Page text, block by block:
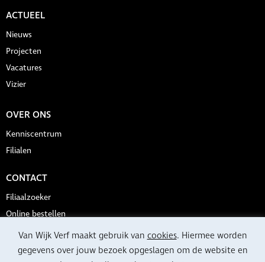
ACTUEEL
Nieuws
Projecten
Vacatures
Vizier
OVER ONS
Kenniscentrum
Filialen
CONTACT
Filiaalzoeker
Online bestellen
Klant worden?
Van Wijk Verf maakt gebruik vancookies. Hiermee worden
gegevens over jouw bezoek opgeslagen om de website en